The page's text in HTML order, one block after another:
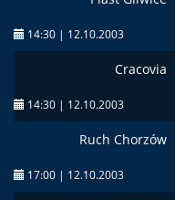
14:30 | 12.10.2003
Cracovia
14:30 | 12.10.2003
Ruch Chorzów
17:00 | 12.10.2003